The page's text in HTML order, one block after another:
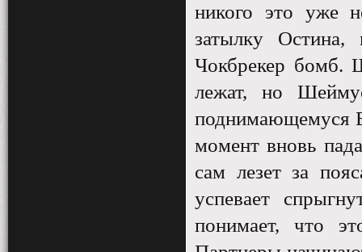
никого это уже
затылку
Чокбрекер бомб.
лежат, но
поднимающемуся
момент вновь
сам лезет за
успевает
понимает, что